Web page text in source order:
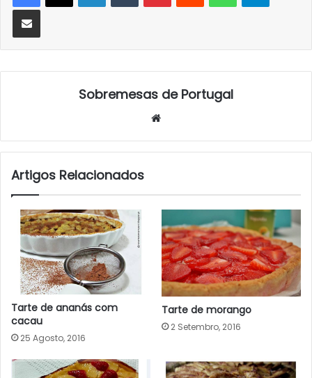
Partilhar Via Email
Sobremesas de Portugal
Artigos Relacionados
Tarte de ananás com
cacau
25 Agosto, 2016
Tarte de morango
2 Setembro, 2016